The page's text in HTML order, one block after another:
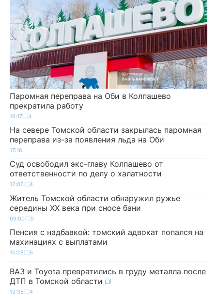
Паромная переправа на Оби в Колпашево
прекратила работу
18:17 4
На севере Томской области закрылась паромная
переправа из-за появления льда на Оби
17:16
Суд освободил экс-главу Колпашево от
ответственности по делу о халатности
12:06 4
Житель Томской области обнаружил ружье
середины XX века при сносе бани
09:00 9
Пенсия с надбавкой: томский адвокат попался на
махинациях с выплатами
15:28 6
ВАЗ и Toyota превратились в груду металла после
ДТП в Томской области
13:35 4